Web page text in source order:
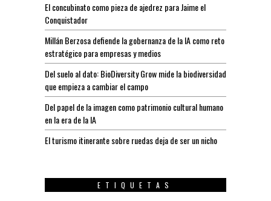
El concubinato como pieza de ajedrez para Jaime el
Conquistador
Millán Berzosa defiende la gobernanza de la IA como reto
estratégico para empresas y medios
Del suelo al dato: BioDiversity Grow mide la biodiversidad
que empieza a cambiar el campo
Del papel de la imagen como patrimonio cultural humano
en la era de la IA
El turismo itinerante sobre ruedas deja de ser un nicho
ETIQUETAS